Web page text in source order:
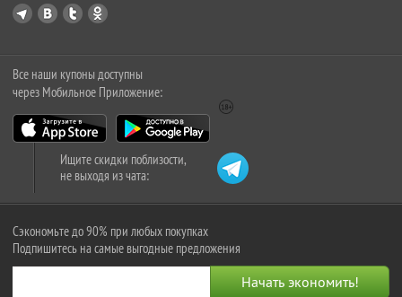
Все наши купоны доступны
через Мобильное Приложение:
Ищите скидки поблизости,
не выходя из чата:
Сэкономьте до 90% при любых покупках
Подпишитесь на самые выгодные предложения